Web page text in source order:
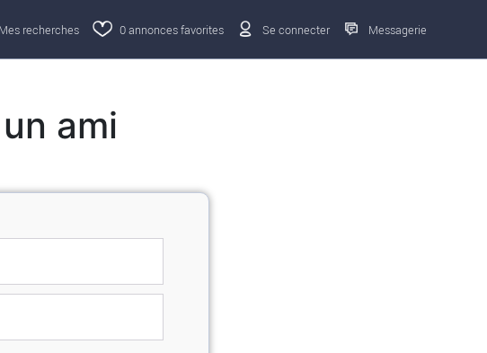
Mes recherches 0annonces favorites Se connecter Messagerie
ami